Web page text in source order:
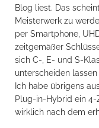
Blog liest. Das
Meisterwerk zu
per Smartphone,
zeitgemäßer
sich C-, E- und S-
unterscheiden
Ich habe übrigens
Plug-in-Hybrid ein
wirklich nach dem